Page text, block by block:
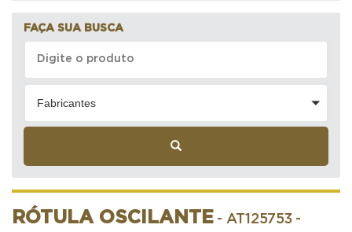
FAÇA SUA BUSCA
Fabricantes
RÓTULA OSCILANTE - AT125753 -